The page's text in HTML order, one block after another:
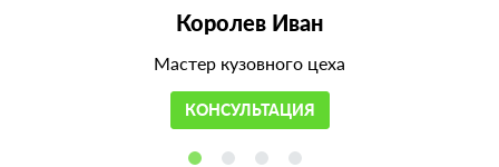
Королев Иван
Мастер кузовного цеха
КОНСУЛЬТАЦИЯ